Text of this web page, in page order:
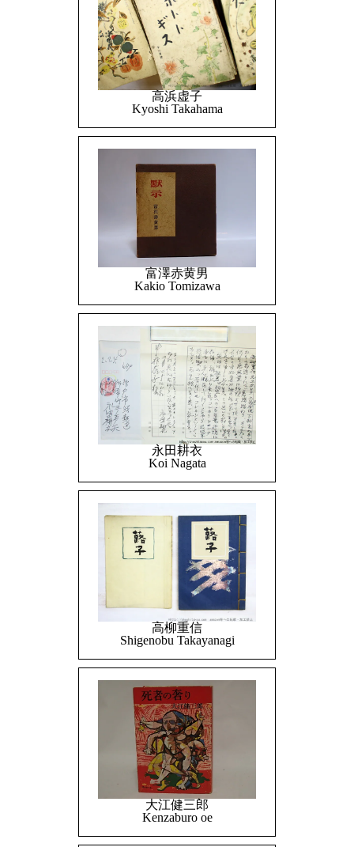
高浜虚子
Kyoshi Takahama
富澤赤黄男
Kakio Tomizawa
永田耕衣
Koi Nagata
高柳重信
Shigenobu Takayanagi
大江健三郎
Kenzaburo oe